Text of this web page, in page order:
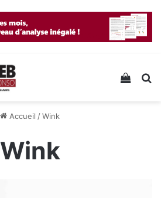
Voir
Accueil /Wink
Wink